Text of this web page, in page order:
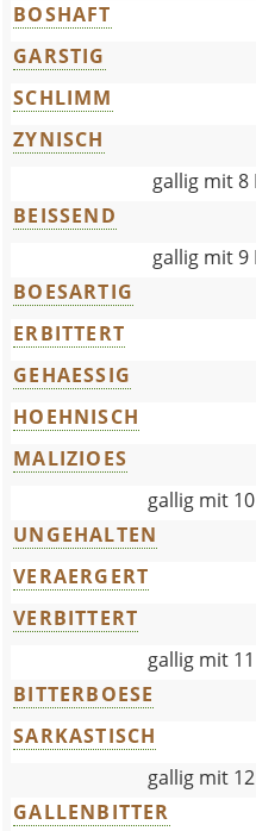
BOSHAFT
GARSTIG
SCHLIMM
ZYNISCH
gallig mit 8
BEISSEND
gallig mit 9
BOESARTIG
ERBITTERT
GEHAESSIG
HOEHNISCH
MALIZIOES
gallig mit
UNGEHALTEN
VERAERGERT
VERBITTERT
gallig mit
BITTERBOESE
SARKASTISCH
gallig mit
GALLENBITTER